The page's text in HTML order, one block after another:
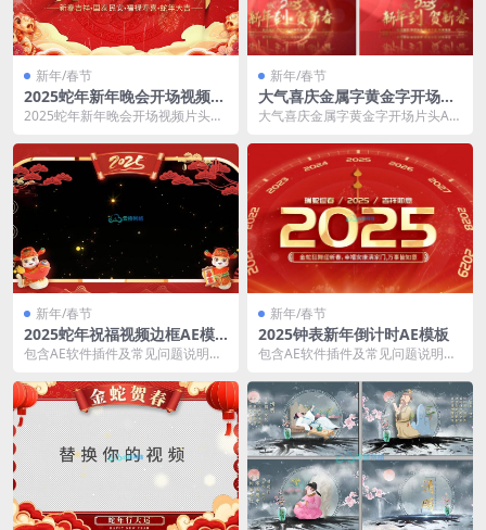
新年/春节
2025蛇年新年晚会开场视频片
头AE模板
2025蛇年新年晚会开场视频片头AE
明文档 适...
新年/春节
大气喜庆金属字黄金字开场片
头AE模板
大气喜庆金属字黄金字开场片头AE
明文档 适用于...
新年/春节
2025蛇年祝福视频边框AE模
板
包含AE软件插件及常见问题说明文
25蛇...
新年/春节
2025钟表新年倒计时AE模板
包含AE软件插件及常见问题说明文
25钟...